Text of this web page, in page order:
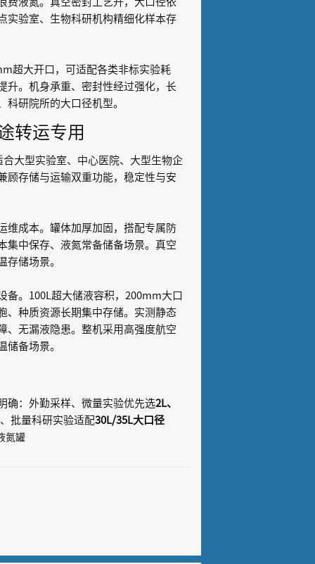
实验室、生物科研机构精细化样本存
超大开口，可适配各类非标实验耗
升。机身承重、密封性经过强化，长
研院所的大口径机型。
转运专用
合大型实验室、中心医院、大型生物企
顾存储与运输双重功能，稳定性与安
维成本。罐体加厚加固，搭配专属防
集中保存、液氮常备储备场景。真空
存储场景。
备。100L超大储液容积，200mm大口
、种质资源长期集中存储。实测静态
、无漏液隐患。整机采用高强度航空
储备场景。
确：外勤采样、微量实验优先选2L、
批量科研实验适配30L/35L大口径
氮罐